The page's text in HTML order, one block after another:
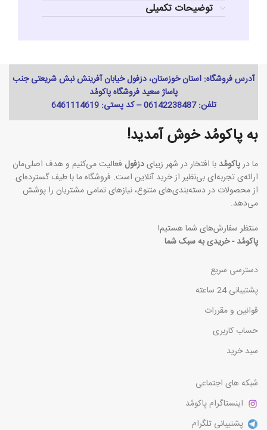
توضیحات تکمیلی
آدرس فروشگاه: استان خوزستان، دزفول خیابان آفرینش نبش شریعتی جنب
پاساژ سعید فروشگاه پاکومُد
تلفن: 06142238487 -- کد پستی: 6461114619
به پاکومُد خوش آمدید!
ما درپاکومُد با افتخار در شهر زیبایدزفول فعالیت می‌کنیم و هدف اصلی‌مان
ارائه‌ی تجربه‌ای بی‌نظیر از خرید آنلاین است. فروشگاه ما با طیف گسترده‌ای
از محصولات در دسته‌بندی‌های متنوع، نیازهای تمامی مشتریان را پوشش
می‌دهد.
منتظر سفارش‌های شما هستیم!
پاکومُد - خریدی به سبک شما
دسترسی سریع
پشتیبانی 24 ساعته
قوانین و مقررات
حساب کاربری
سبد خرید
شبکه های اجتماعی
اینستاگرام پاکومُد
پشتیبانی تلگرام